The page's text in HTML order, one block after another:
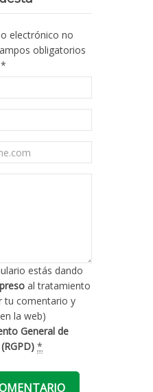
electrónico no
obligatorios
*
estás dando
al tratamiento
tu comentario y
la web)
General de
*